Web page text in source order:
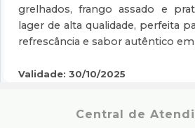
grelhados, frango assado e
lager de alta qualidade, perfeita
refrescância e sabor autêntico em
Validade: 30/10/2025
Central de